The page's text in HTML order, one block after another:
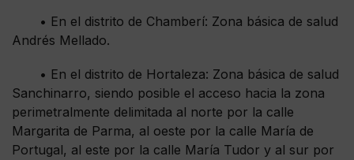
• En el distrito de Chamberí: Zona básica de salud
Andrés Mellado.
• En el distrito de Hortaleza: Zona básica de salud
Sanchinarro, siendo posible el acceso hacia la zona
perimetralmente delimitada al norte por la calle
Margarita de Parma, al oeste por la calle María de
Portugal, al este por la calle María Tudor y al sur por